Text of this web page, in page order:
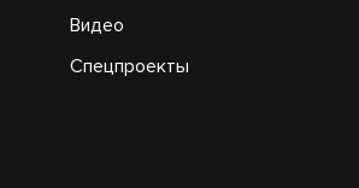
Видео
Спецпроекты